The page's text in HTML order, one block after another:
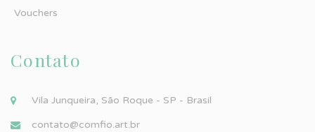
Vouchers
Contato
Vila Junqueira, São Roque - SP - Brasil
contato@comfio.art.br